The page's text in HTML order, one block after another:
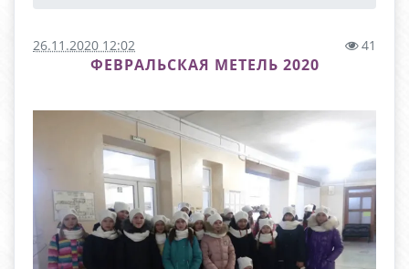
26.11.2020 12:02 41
ФЕВРАЛЬСКАЯ МЕТЕЛЬ 2020